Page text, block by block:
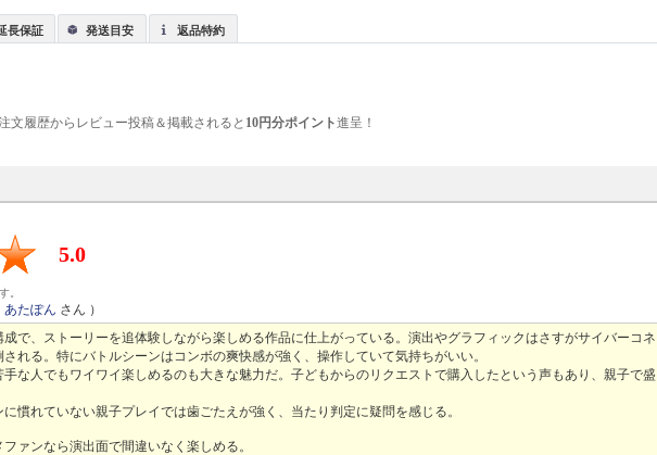
長保証 発送目安 返品特約
文履歴からレビュー投稿＆掲載されると 10円分ポイント進呈！
5.0
。
あたぽん さん ）
で、ストーリーを追体験しながら楽しめる作品に仕上がっている。演出やグラフィックはさすがサイバーコ
れる。特にバトルシーンはコンボの爽快感が強く、操作していて気持ちがいい。
な人でもワイワイ楽しめるのも大きな魅力だ。子どもからのリクエストで購入したという声もあり、親子で
慣れていない親子プレイでは歯ごたえが強く、当たり判定に疑問を感じる。
ァンなら演出面で間違いなく楽しめる。